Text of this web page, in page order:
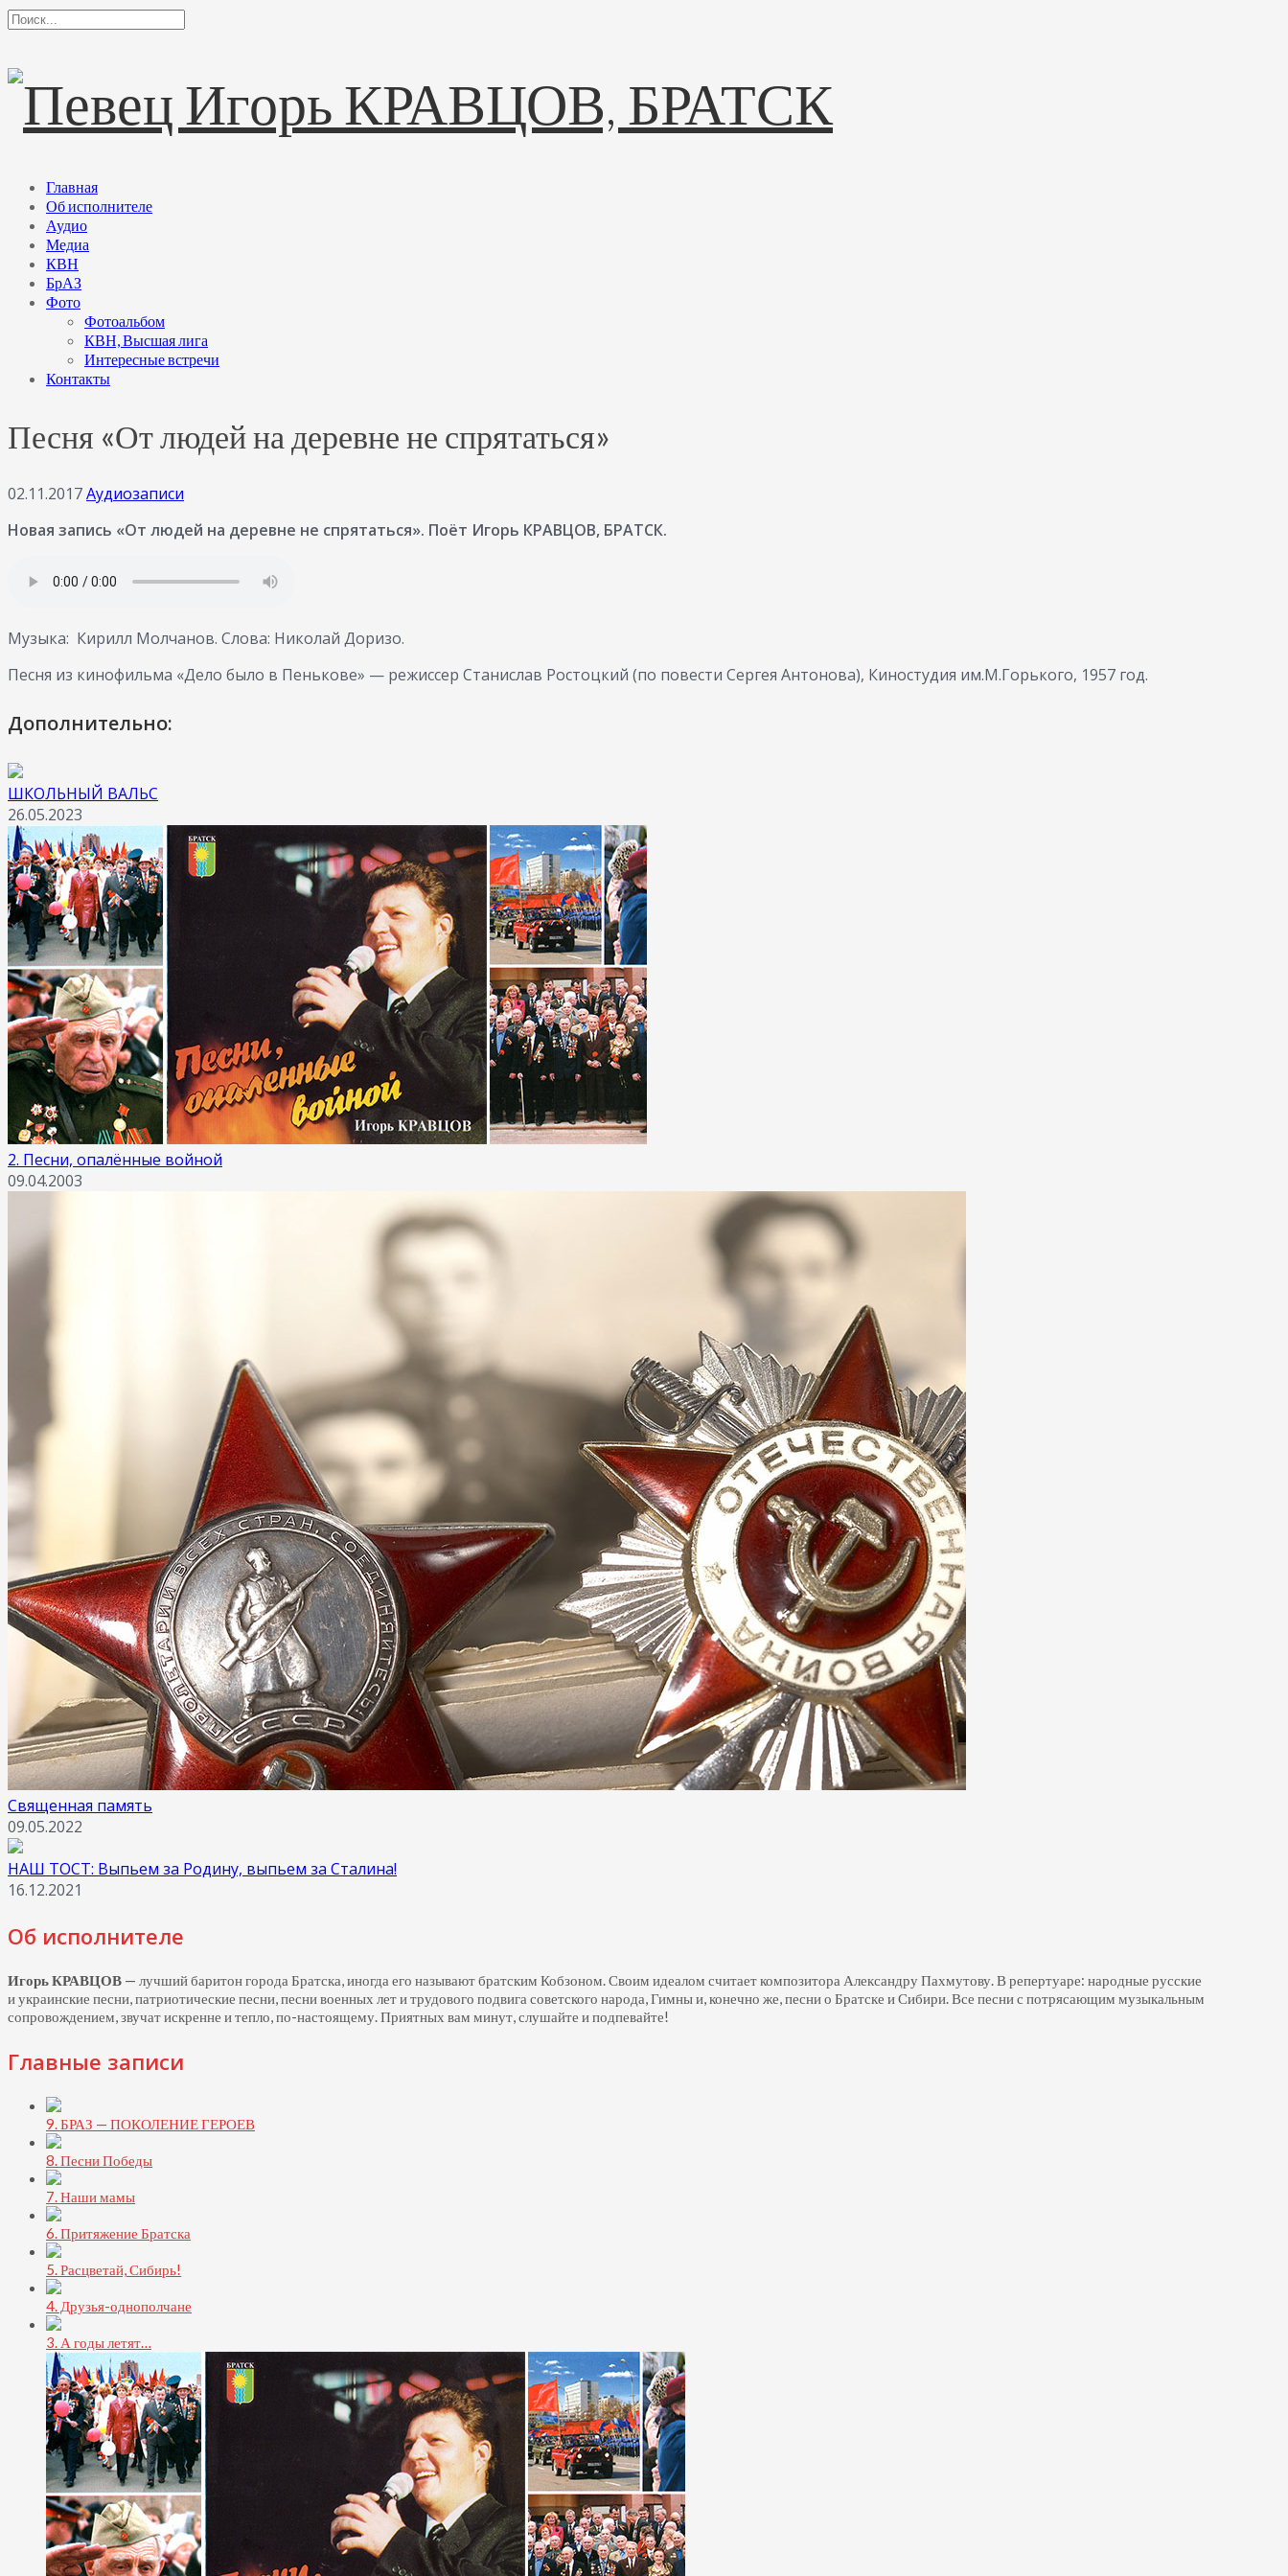
Главная
Об исполнителе
Аудио
Медиа
КВН
БрАЗ
Фото
Фотоальбом
КВН, Высшая лига
Интересные встречи
Контакты
Песня «От людей на деревне не спрятаться»
02.11.2017Аудиозаписи
Новая запись «От людей на деревне не спрятаться». Поёт Игорь КРАВЦОВ, БРАТСК.
Музыка: Кирилл Молчанов. Слова: Николай Доризо.
Песня из кинофильма «Дело было в Пенькове» — режиссер Станислав Ростоцкий (по повести Сергея Антонова), Киностудия им.М.Горького, 1957 год.
Дополнительно:
ШКОЛЬНЫЙ ВАЛЬС
26.05.2023
2. Песни, опалённые войной
09.04.2003
Священная память
09.05.2022
НАШ ТОСТ: Выпьем за Родину, выпьем за Сталина!
16.12.2021
Об исполнителе
Игорь КРАВЦОВ — лучший баритон города Братска, иногда его называют братским Кобзоном. Своим идеалом считает композитора Александру Пахмутову. В репертуаре: народные русские
и украинские песни, патриотические песни, песни военных лет и трудового подвига советского народа, Гимны и, конечно же, песни о Братске и Сибири. Все песни с потрясающим музыкальным
сопровождением, звучат искренне и тепло,по-настоящему.Приятных вам минут, слушайте и подпевайте!
Главные записи
9. БРАЗ — ПОКОЛЕНИЕ ГЕРОЕВ
8. Песни Победы
7. Наши мамы
6. Притяжение Братска
5. Расцветай, Сибирь!
4. Друзья-однополчане
3. А годы летят…